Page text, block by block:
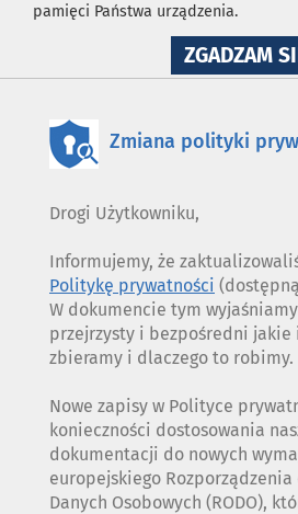
pamięci Państwa urządzenia.
ZGADZAM
Zmiana polityki
Drogi Użytkowniku,
Informujemy, że
Politykę prywatności
W dokumencie tym
przejrzysty i bezpośredni jakie
zbieramy i dlaczego to robimy.
Nowe zapisy w Polityce
konieczności dostosowania
dokumentacji do nowych
europejskiego Rozporządzenia
Danych Osobowych (RODO),